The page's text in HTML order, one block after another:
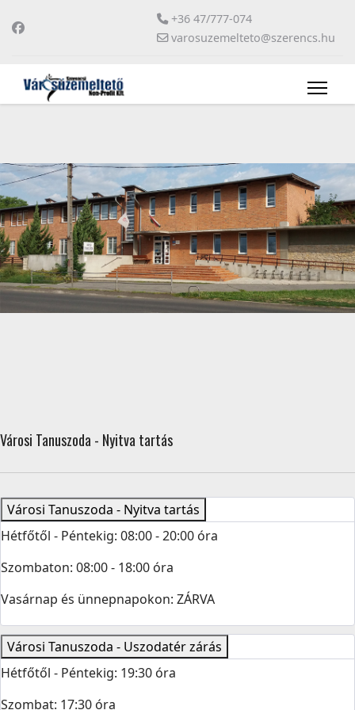
+36 47/777-074
varosuzemelteto@szerencs.hu
Városi Tanuszoda - Nyitva tartás
Városi Tanuszoda - Nyitva tartás
Hétfőtől - Péntekig: 08:00 - 20:00 óra
Szombaton: 08:00 - 18:00 óra
Vasárnap és ünnepnapokon: ZÁRVA
Városi Tanuszoda - Uszodatér zárás
Hétfőtől - Péntekig: 19:30 óra
Szombat: 17:30 óra